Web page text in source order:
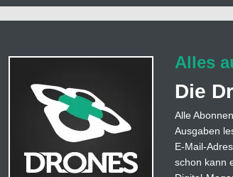
Alles
Die
Alle
Ausgaben
E-Mail-
schon kann